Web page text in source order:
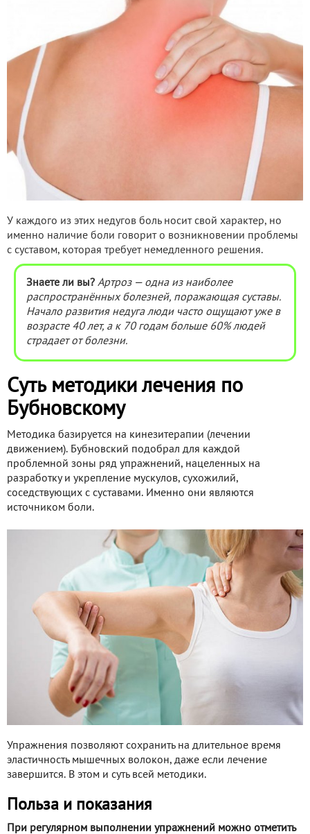
У каждого из этих недугов боль носит свой характер, но
именно наличие боли говорит о возникновении проблемы
с суставом, которая требует немедленного решения.
Знаете ли вы? Артроз — одна из наиболее
распространённых болезней, поражающая суставы.
Начало развития недуга люди часто ощущают уже в
возрасте 40 лет, а к 70 годам больше 60% людей
страдает от болезни.
Суть методики лечения по
Бубновскому
Методика базируется на кинезитерапии (лечении
движением). Бубновский подобрал для каждой
проблемной зоны ряд упражнений, нацеленных на
разработку и укрепление мускулов, сухожилий,
соседствующих с суставами. Именно они являются
источником боли.
Упражнения позволяют сохранить на длительное время
эластичность мышечных волокон, даже если лечение
завершится. В этом и суть всей методики.
Польза и показания
При регулярном выполнении упражнений можно отметить